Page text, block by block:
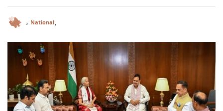
, National,